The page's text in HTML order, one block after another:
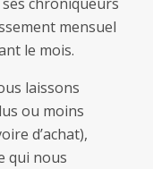
mensuel
le mois.
laissons
ou moins
d’achat),
qui nous